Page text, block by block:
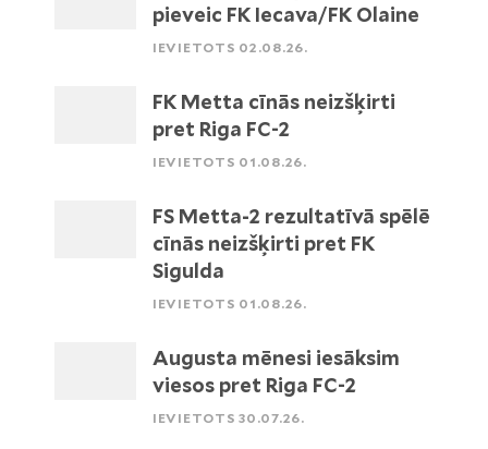
pieveic FK Iecava/FK Olaine
IEVIETOTS 02.08.26.
FK Metta cīnās neizšķirti
pret Riga FC-2
IEVIETOTS 01.08.26.
FS Metta-2 rezultatīvā spēlē
cīnās neizšķirti pret FK
Sigulda
IEVIETOTS 01.08.26.
Augusta mēnesi iesāksim
viesos pret Riga FC-2
IEVIETOTS 30.07.26.